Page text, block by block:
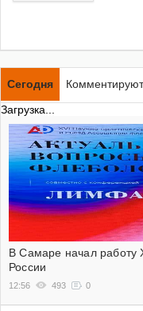
Сегодня Комментируют
Загрузка...
В Самаре начал работу
России
12:56 493 0